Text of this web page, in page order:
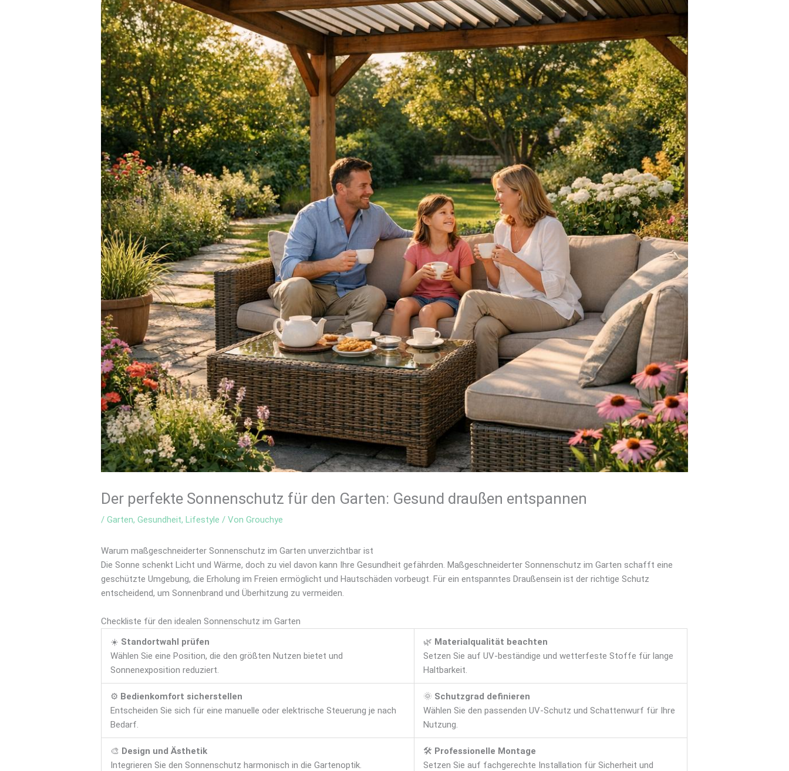
Der perfekte Sonnenschutz für den Garten: Gesund draußen entspannen
/Garten,Gesundheit,Lifestyle / VonGrouchye
Warum maßgeschneiderter Sonnenschutz im Garten unverzichtbar ist
Die Sonne schenkt Licht und Wärme, doch zu viel davon kann Ihre Gesundheit gefährden. Maßgeschneiderter Sonnenschutz im Garten schafft eine
geschützte Umgebung, die Erholung im Freien ermöglicht und Hautschäden vorbeugt. Für ein entspanntes Draußensein ist der richtige Schutz
entscheidend, um Sonnenbrand und Überhitzung zu vermeiden.
Checkliste für den idealen Sonnenschutz im Garten
☀️ Standortwahl prüfen
Wählen Sie eine Position, die den größten Nutzen bietet und
Sonnenexposition reduziert.
🌿 Materialqualität beachten
Setzen Sie auf UV-beständige und wetterfeste Stoffe für lange
Haltbarkeit.
⚙️ Bedienkomfort sicherstellen
Entscheiden Sie sich für eine manuelle oder elektrische Steuerung je nach
Bedarf.
🌞 Schutzgrad definieren
Wählen Sie den passenden UV-Schutz und Schattenwurf für Ihre
Nutzung.
🎨 Design und Ästhetik
Integrieren Sie den Sonnenschutz harmonisch in die Gartenoptik.
🛠 Professionelle Montage
Setzen Sie auf fachgerechte Installation für Sicherheit und